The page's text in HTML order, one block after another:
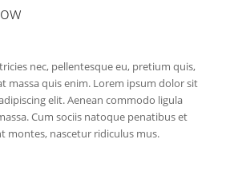
nec, pellentesque eu, pretium quis,
massa quis enim. Lorem ipsum dolor sit
elit. Aenean commodo ligula
Cum sociis natoque penatibus et
montes, nascetur ridiculus mus.